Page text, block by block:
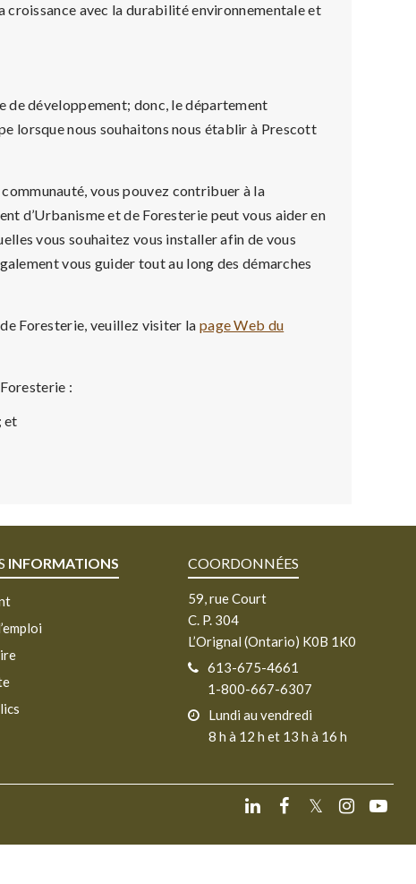
croissance avec la durabilité environnementale et
développement; donc, le département
lorsque nous souhaitons nous établir à Prescott
vous pouvez contribuer à la
d’Urbanisme et de Foresterie peut vous aider en
vous souhaitez vous installer afin de vous
vous guider tout au long des démarches
Foresterie, veuillez visiter la page Web du
:
et
INFORMATIONS COORDONNÉES
59, rue Court
C. P. 304
L’Orignal (Ontario) K0B 1K0
613-675-4661
1-800-667-6307
Lundi au vendredi
8 h à 12 h et 13 h à 16 h
𝕏